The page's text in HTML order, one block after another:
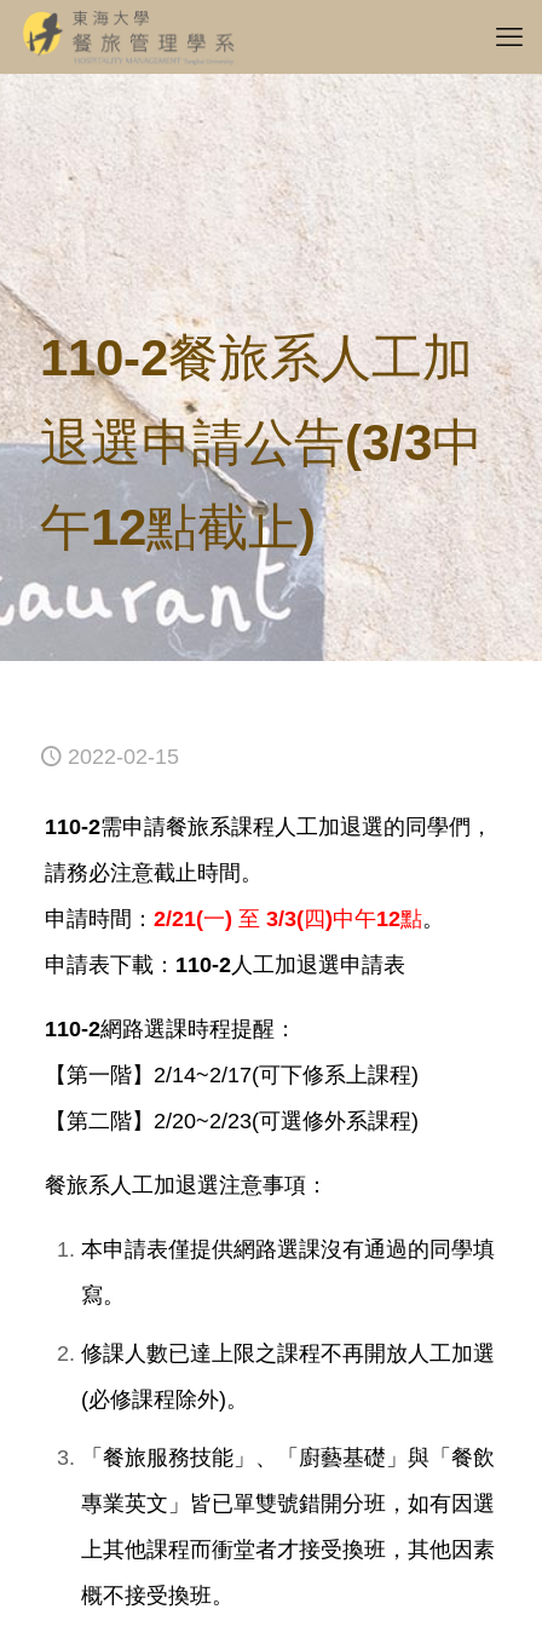
110-2餐旅系人工加
退選申請公告(3/3中
午12點截止)
2022-02-15
110-2需申請餐旅系課程人工加退選的同學們，
請務必注意截止時間。
申請時間： 2/21(一) 至 3/3(四)中午12點。
申請表下載： 110-2人工加退選申請表
110-2網路選課時程提醒：
【第一階】2/14~2/17(可下修系上課程)
【第二階】2/20~2/23(可選修外系課程)
餐旅系人工加退選注意事項：
本申請表僅提供網路選課沒有通過的同學填
寫。
修課人數已達上限之課程不再開放人工加選
(必修課程除外)。
「餐旅服務技能」、「廚藝基礎」與「餐飲
專業英文」皆已單雙號錯開分班，如有因選
上其他課程而衝堂者才接受換班，其他因素
概不接受換班。